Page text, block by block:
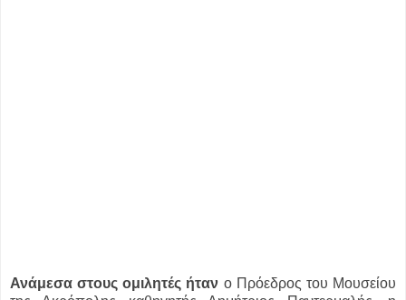
Ανάμεσα στους ομιλητές ήταν ο Πρόεδρος του Μουσείου